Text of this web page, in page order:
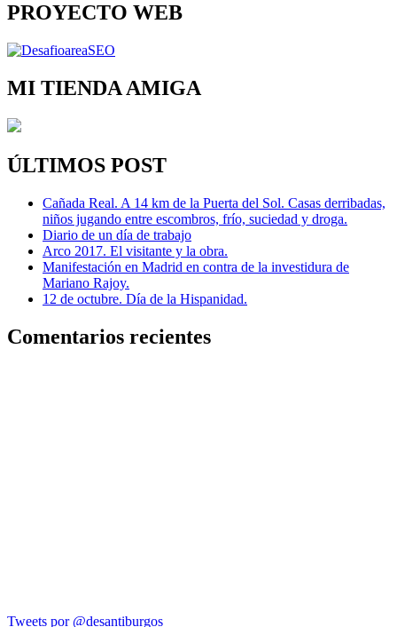
PROYECTO WEB
MI TIENDA AMIGA
ÚLTIMOS POST
Cañada Real. A 14 km de la Puerta del Sol. Casas derribadas,
niños jugando entre escombros, frío, suciedad y droga.
Diario de un día de trabajo
Arco 2017. El visitante y la obra.
Manifestación en Madrid en contra de la investidura de
Mariano Rajoy.
12 de octubre. Día de la Hispanidad.
Comentarios recientes
Tweets por @desantiburgos